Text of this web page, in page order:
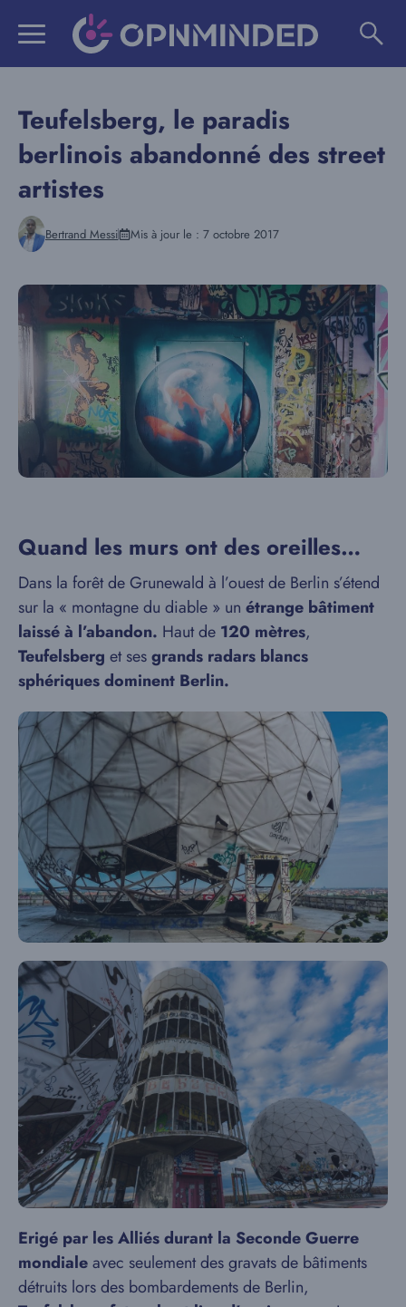
Teufelsberg, le paradis
berlinois abandonné des street
artistes
Bertrand Messi Mis à jour le : 7 octobre 2017
Quand les murs ont des oreilles…
Dans la forêt de Grunewald à l’ouest de Berlin s’étend
sur la « montagne du diable » un étrange bâtiment
laissé à l’abandon. Haut de 120 mètres,
Teufelsberg et sesgrands radars blancs
sphériques dominent Berlin.
Erigé par les Alliés durant la Seconde Guerre
mondialeavec seulement des gravats de bâtiments
détruits lors des bombardements de Berlin,